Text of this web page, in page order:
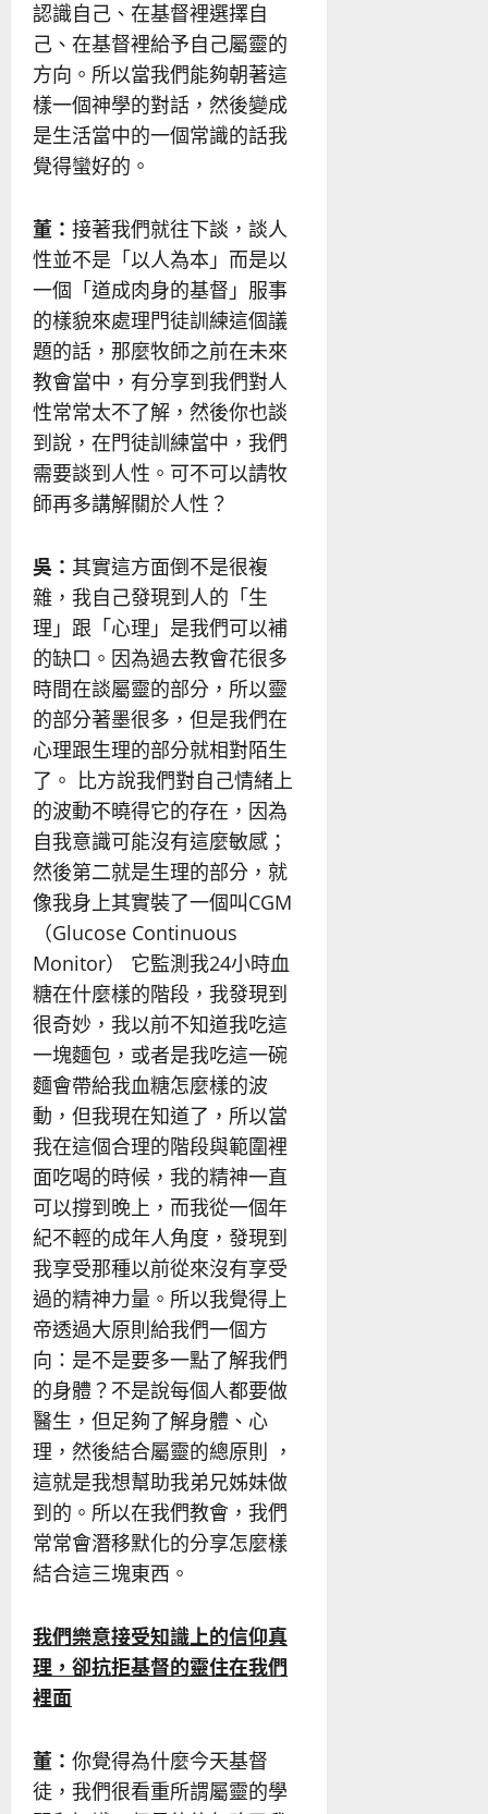
認識自己、在基督裡選擇自
己、在基督裡給予自己屬靈的
方向。所以當我們能夠朝著這
樣一個神學的對話，然後變成
是生活當中的一個常識的話我
覺得蠻好的。
董： 接著我們就往下談，談人
性並不是「以人為本」而是以
一個「道成肉身的基督」服事
的樣貌來處理門徒訓練這個議
題的話，那麼牧師之前在未來
教會當中，有分享到我們對人
性常常太不了解，然後你也談
到說，在門徒訓練當中，我們
需要談到人性。可不可以請牧
師再多講解關於人性？
吳： 其實這方面倒不是很複
雜，我自己發現到人的「生
理」跟「心理」是我們可以補
的缺口。因為過去教會花很多
時間在談屬靈的部分，所以靈
的部分著墨很多，但是我們在
心理跟生理的部分就相對陌生
了。 比方說我們對自己情緒上
的波動不曉得它的存在，因為
自我意識可能沒有這麼敏感；
然後第二就是生理的部分，就
像我身上其實裝了一個叫CGM
（Glucose Continuous
Monitor） 它監測我24小時血
糖在什麼樣的階段，我發現到
很奇妙，我以前不知道我吃這
一塊麵包，或者是我吃這一碗
麵會帶給我血糖怎麼樣的波
動，但我現在知道了，所以當
我在這個合理的階段與範圍裡
面吃喝的時候，我的精神一直
可以撐到晚上，而我從一個年
紀不輕的成年人角度，發現到
我享受那種以前從來沒有享受
過的精神力量。所以我覺得上
帝透過大原則給我們一個方
向：是不是要多一點了解我們
的身體？不是說每個人都要做
醫生，但足夠了解身體、心
理，然後結合屬靈的總原則 ，
這就是我想幫助我弟兄姊妹做
到的。所以在我們教會，我們
常常會潛移默化的分享怎麼樣
結合這三塊東西。
我們樂意接受知識上的信仰真
理，卻抗拒基督的靈住在我們
裡面
董： 你覺得為什麼今天基督
徒，我們很看重所謂屬靈的學